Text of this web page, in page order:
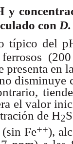
y
con
típico del
presenta en
disminuye
el valor
de H2
(sin Fe++),